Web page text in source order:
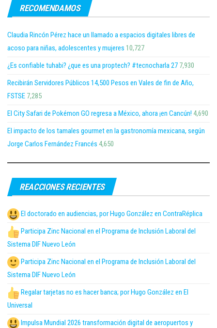
RECOMENDAMOS
Claudia Rincón Pérez hace un llamado a espacios digitales libres de
acoso para niñas, adolescentes y mujeres 10,727
¿Es confiable tuhabi? ¿que es una proptech? #tecnocharla 27 7,930
Recibirán Servidores Públicos 14,500 Pesos en Vales de fin de Año,
FSTSE 7,285
El City Safari de Pokémon GO regresa a México, ahora ¡en Cancún! 4,690
El impacto de los tamales gourmet en la gastronomía mexicana, según
Jorge Carlos Fernández Francés 4,650
REACCIONES RECIENTES
El doctorado en audiencias, por Hugo González en ContraRéplica
Participa Zinc Nacional en el Programa de Inclusión Laboral del
Sistema DIF Nuevo León
Participa Zinc Nacional en el Programa de Inclusión Laboral del
Sistema DIF Nuevo León
Regalar tarjetas no es hacer banca; por Hugo González en El
Universal
Impulsa Mundial 2026 transformación digital de aeropuertos y